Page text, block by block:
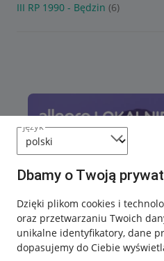
język
Dbamy o Twoją
Dzięki plikom cookies i
oraz przetwarzaniu Twoich
unikalne identyfikatory, dane
dopasujemy do Ciebie
III RP 1990 - Będzin (6)